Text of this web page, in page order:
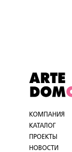
КОМПАНИЯ
КАТАЛОГ
ПРОЕКТЫ
НОВОСТИ